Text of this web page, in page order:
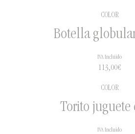
COLOR
Botella
113,00€
IVA Incluido
COLOR
Torito juguete
IVA Incluido